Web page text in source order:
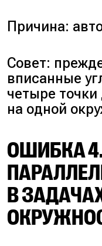
Причина:
Совет:
вписанные
четыре
на одной
ОШИБКА
В